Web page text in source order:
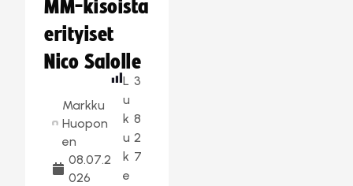
MM-kisoista
erityiset
Nico Salolle
Markku
Huopon
en
08.07.2
026
L
u
k
u
k
e
3
8
2
7